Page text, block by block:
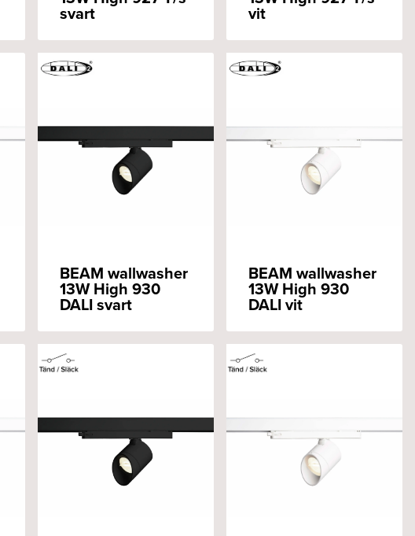
svart vit
BEAM wallwasher
13W High 930
DALI svart
BEAM wallwasher
13W High 930
DALI vit